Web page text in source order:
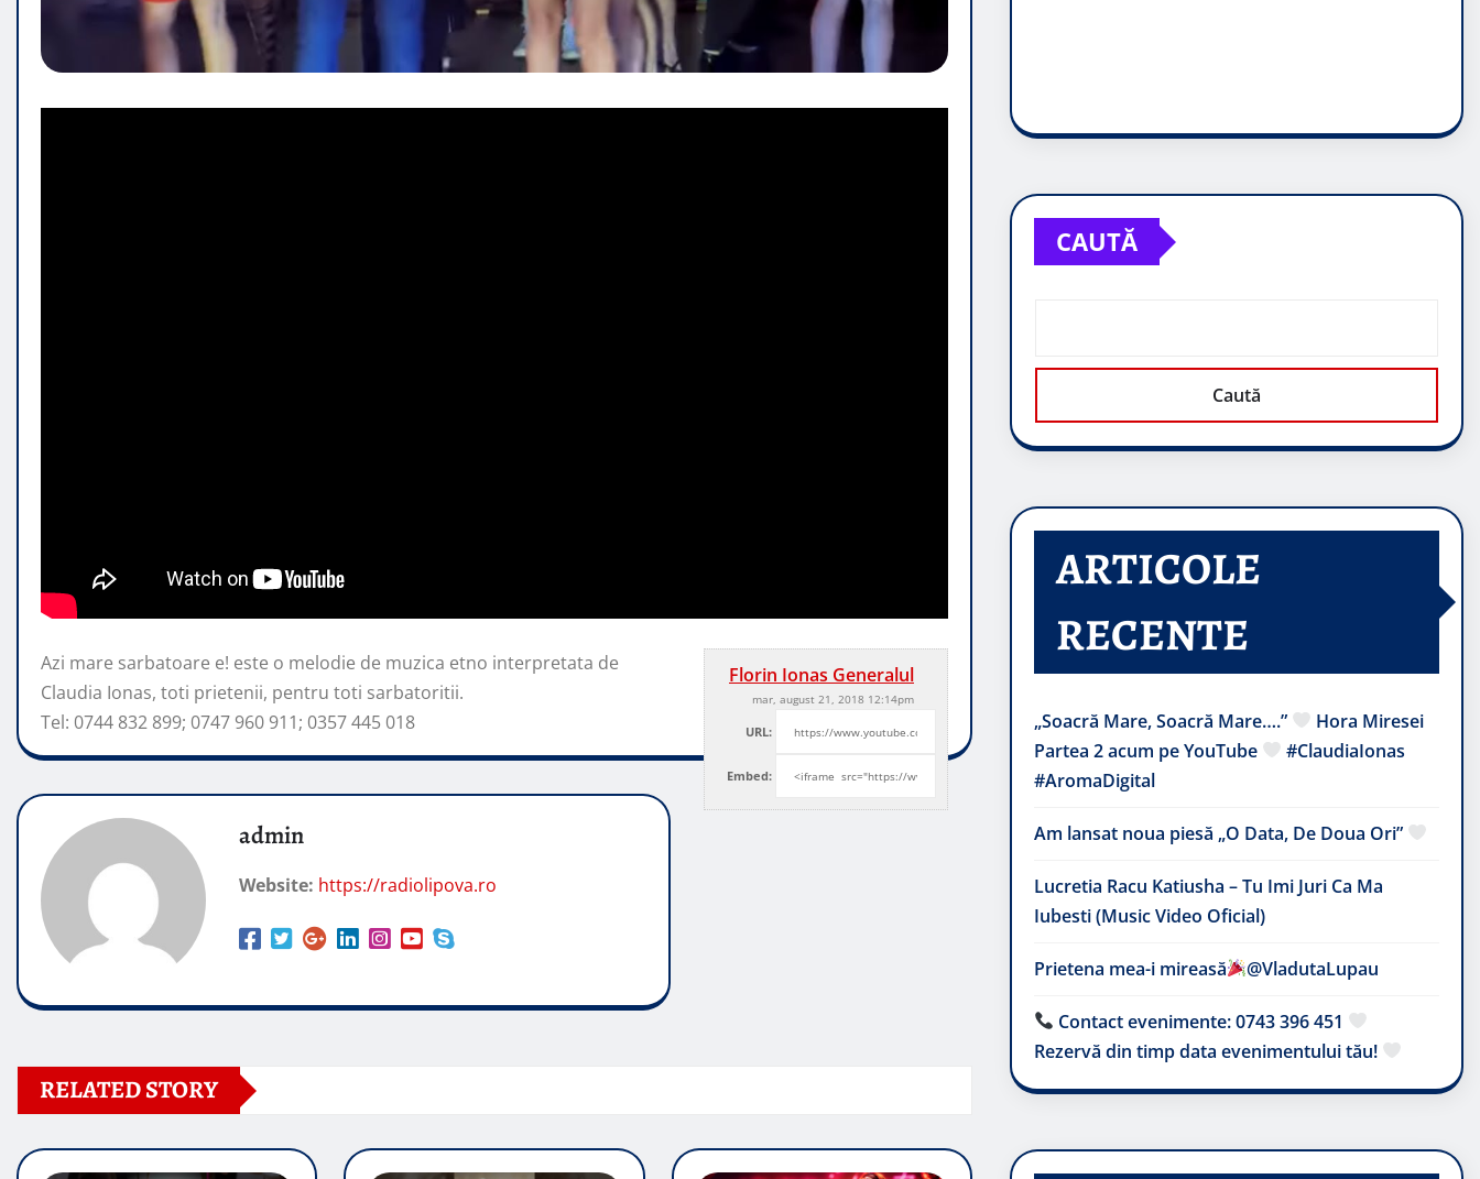
Florin Ionas Generalul
mar, august 21, 2018 12:14pm
URL:
Embed:
Azi mare sarbatoare e! este o melodie de muzica etno interpretata de
Claudia Ionas, toti prietenii, pentru toti sarbatoritii.
Tel: 0744 832 899; 0747 960 911; 0357 445 018
admin
Website: https://radiolipova.ro
RELATED STORY
CAUTĂ
Caută
ARTICOLE
RECENTE
„Soacră Mare, Soacră Mare….”
Hora Miresei
Partea 2 acum pe YouTube
#ClaudiaIonas
#AromaDigital
Am lansat noua piesă „O Data, De Doua Ori”
Lucretia Racu Katiusha – Tu Imi Juri Ca Ma
Iubesti (Music Video Oficial)
Prietena mea-i mireasă​ @VladutaLupau
Contact evenimente: 0743 396 451
Rezervă din timp data evenimentului tău!